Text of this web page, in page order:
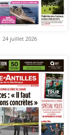
24 juillet 2026